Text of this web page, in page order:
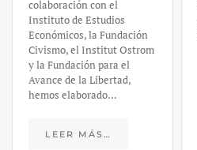
aprobación del Real
Decreto 13/2018, a través
del…
LEER MÁS…